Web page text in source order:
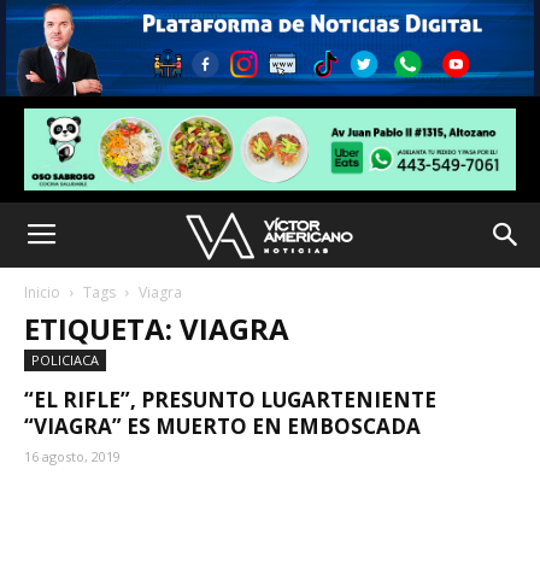
Inicio Tags Viagra
ETIQUETA: VIAGRA
POLICIACA
“EL RIFLE”, PRESUNTO LUGARTENIENTE
“VIAGRA” ES MUERTO EN EMBOSCADA
16 agosto, 2019